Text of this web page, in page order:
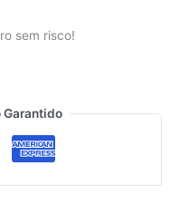
sem risco!
Garantido